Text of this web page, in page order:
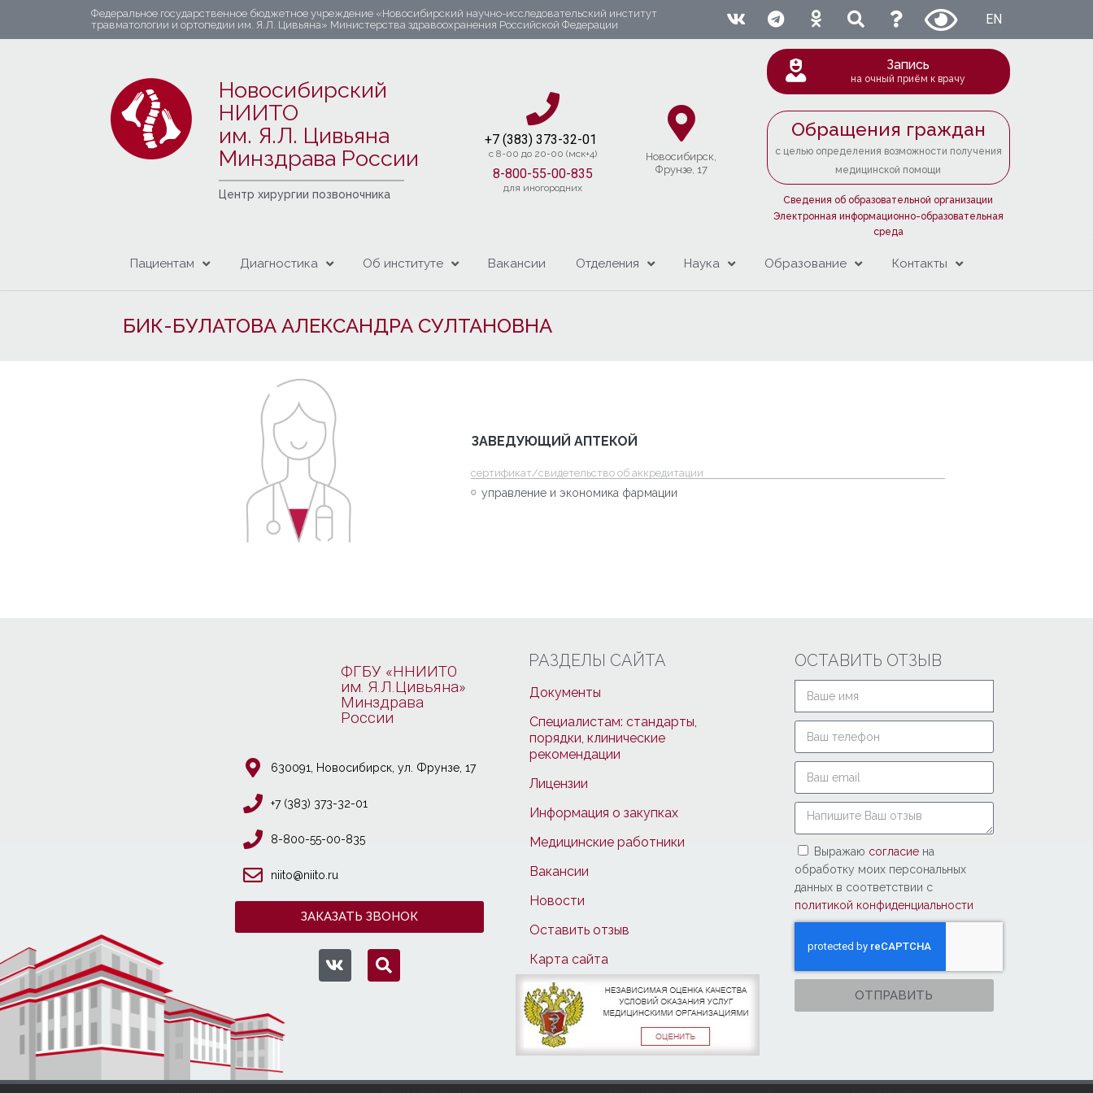
Федеральное государственное бюджетное учреждение «Новосибирский научно-исследовательский институт
травматологии и ортопедии им. Я.Л. Цивьяна» Министерства здравоохранения Российской Федерации
EN
Новосибирский
НИИТО
им. Я.Л. Цивьяна
Минздрава России
Центр хирургии позвоночника
+7 (383) 373-32-01​
c 8-00 до 20-00 (мск+4)
8-800-55-00-835
для иногородних
Новосибирcк,
Фрунзе, 17
Запись
на очный приём к врачу
Обращения граждан
с целью определения возможности получения
медицинской помощи
Сведения об образовательной организации
Электронная информационно-образовательная
среда
Пациентам Диагностика Об институте Вакансии Отделения Наука Образование Контакты
БИК-БУЛАТОВА АЛЕКСАНДРА СУЛТАНОВНА
ЗАВЕДУЮЩИЙ АПТЕКОЙ
cертификат/свидетельство об аккредитации
управление и экономика фармации
ФГБУ «ННИИТО
им. Я.Л.Цивьяна»
Минздрава
России
630091, Новосибирcк, ул. Фрунзе, 17
+7 (383) 373-32-01
8-800-55-00-835
niito@niito.ru
ЗАКАЗАТЬ ЗВОНОК
РАЗДЕЛЫ САЙТА
Документы
Специалистам: стандарты,
порядки, клинические
рекомендации
Лицензии
Информация о закупках
Медицинские работники
Вакансии
Новости
Оставить отзыв
Карта сайта
ОСТАВИТЬ ОТЗЫВ
Выражаю согласие на
обработку моих персональных
данных в соответствии с
политикой конфиденциальности
ОТПРАВИТЬ